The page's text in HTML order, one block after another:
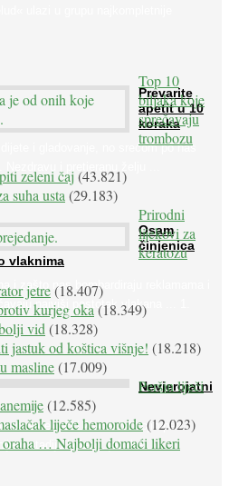
Prevarite
apetit u 10
koraka
i gladovanje, no srećom po nas
Nezdravu i pretjeranu želju ...
Osam
činjenica
vlaknima
i zašto nas bombardiraju reklamama i
najviši postotak vlakana ... 1.
Nevjerojatni
uz srce, oči i živce, od kojih pati
stadiju bolesti, jabuke ...
Top 10
biljaka koje
sprečavaju
trombozu
zeleni čaj(43.821)
suha usta(29.183)
Prirodni
lijekovi za
keratozu
jetre(18.407)
kurjeg oka(18.349)
vid(18.328)
jastuk od koštica višnje! (18.218)
masline(17.009)
Peršin liječi
(12.585)
liječe hemoroide(12.023)
oraha … Najbolji domaći likeri